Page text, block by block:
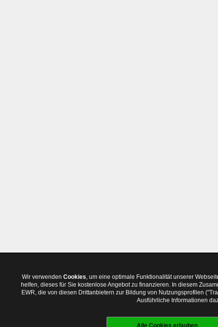
Wir verwenden Cookies, um eine optimale Funktionalität unserer
helfen, dieses für Sie kostenlose Angebot zu finanzieren. In diesem
EWR, die von diesen Drittanbietern zur Bildung von Nutzungsprofilen
Ausführliche Informationen
Alle Cookies erlauben